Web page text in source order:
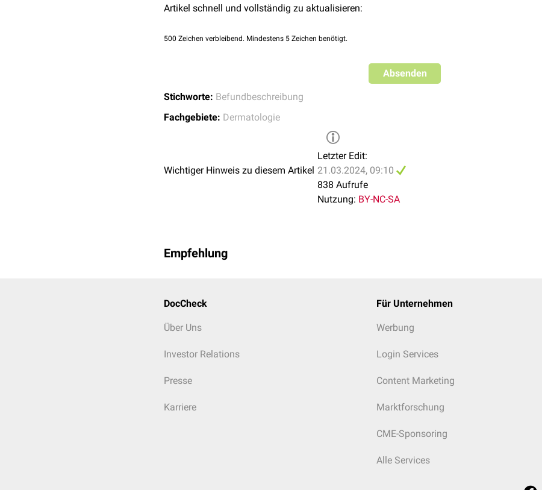
Artikel schnell und vollständig zu aktualisieren:
500 Zeichen verbleibend. Mindestens 5 Zeichen benötigt.
Absenden
Stichworte: Befundbeschreibung
Fachgebiete: Dermatologie
Wichtiger Hinweis zu diesem Artikel
Letzter Edit:
21.03.2024, 09:10
838 Aufrufe
Nutzung: BY-NC-SA
Empfehlung
DocCheck
Über Uns
Investor Relations
Presse
Karriere
Für Unternehmen
Werbung
Login Services
Content Marketing
Marktforschung
CME-Sponsoring
Alle Services